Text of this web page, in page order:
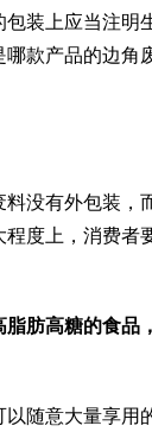
包装上应当注明
款产品的边角
没有外包装，
度上，消费者
脂肪高糖的食品
随意大量享用